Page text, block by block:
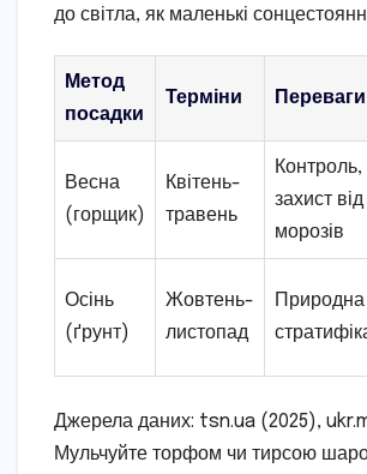
до світла, як маленькі
Метод
посадки
Терміни Переваги
Весна
(горщик)
Квітень-
травень
Контроль,
захист від
морозів
Осінь
(ґрунт)
Жовтень-
листопад
Природна
Джерела даних: tsn.ua (2025),
Мульчуйте торфом чи тирсою